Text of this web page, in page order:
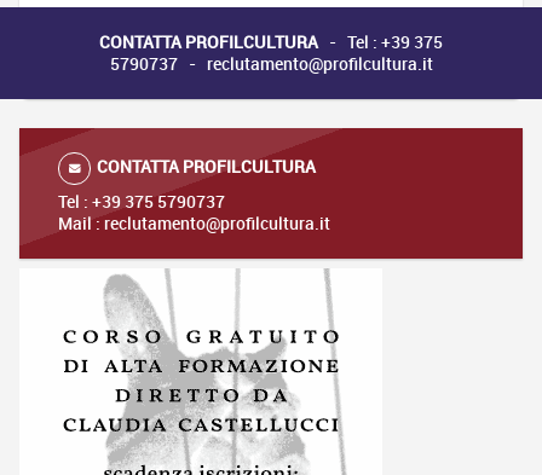
CONTATTA PROFILCULTURA- Tel : +39 375
5790737 - reclutamento@profilcultura.it
CONTATTA PROFILCULTURA
Tel : +39 375 5790737
Mail : reclutamento@profilcultura.it